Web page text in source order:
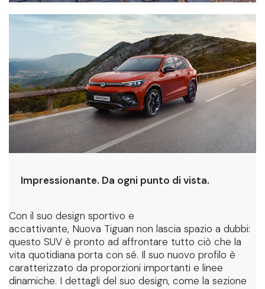
Impressionante. Da ogni punto di vista.
Con il suo design sportivo e
accattivante, Nuova Tiguan non lascia spazio a dubbi:
questo SUV è pronto ad affrontare tutto ciò che la
vita quotidiana porta con sé. Il suo nuovo profilo è
caratterizzato da proporzioni importanti e linee
dinamiche. I dettagli del suo design, come la sezione